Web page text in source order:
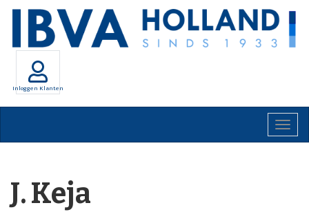
Inloggen Klanten
J. Keja